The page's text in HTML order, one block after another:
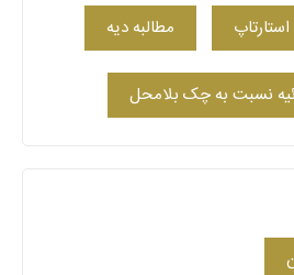
مطالبه دیه
نسبت به چک بلامحل